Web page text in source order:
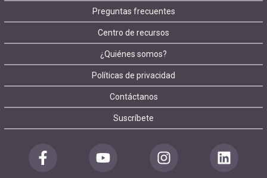
Footer
menu
Preguntas frecuentes
Centro de recursos
¿Quiénes somos?
Políticas de privacidad
Contáctanos
Suscríbete
Redes